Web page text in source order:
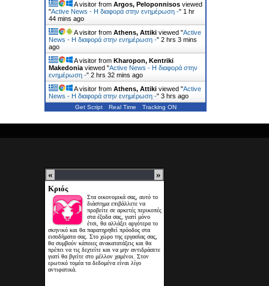
A visitor from Argos, Peloponnisos viewed
"Active News - Η διαφορά στην ενημέρωση -" 1 hr
44 mins ago
A visitor from Athens, Attiki viewed "Active
News - Η διαφορά στην ενημέρωση -" 2 hrs 3 mins
ago
A visitor from Kharopon, Kentriki
Makedonia viewed "Active News - Η διαφορά στην
ενημέρωση -" 2 hrs 32 mins ago
A visitor from Athens, Attiki viewed "Active
News - Η διαφορά στην ενημέρωση -" 3 hrs ago
Get Script Real Time Tracking ON